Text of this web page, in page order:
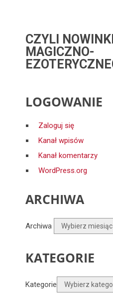
CZYLI
MAGICZNO-
LOGOWANIE
Zaloguj się
Kanał wpisów
Kanał komentarzy
WordPress.org
ARCHIWA
Archiwa
KATEGORIE
Kategorie